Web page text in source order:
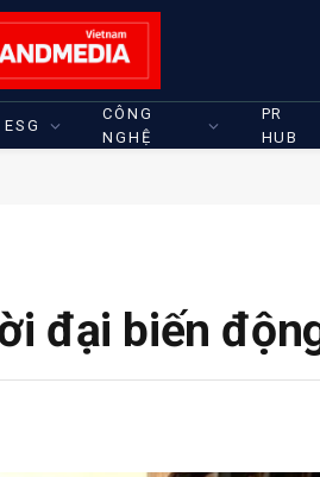
ESG
CÔNG
NGHỆ
PR
HUB
đại biến